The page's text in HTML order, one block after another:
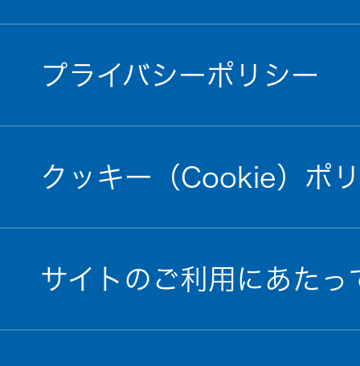
プライバシーポリシー
クッキー（Cookie）ポ
サイトのご利用にあたっ